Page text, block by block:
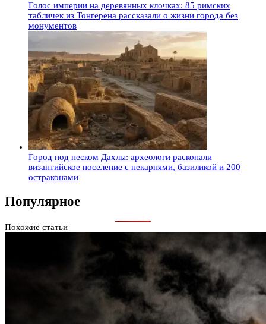
Голос империи на деревянных клочках: 85 римских
табличек из Тонгерена рассказали о жизни города без
монументов
Город под песком Дахлы: археологи раскопали
византийское поселение с пекарнями, базиликой и 200
остраконами
Популярное
Похожие статьи